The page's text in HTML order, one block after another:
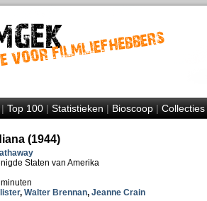
Top 100|Statistieken|Bioscoop|Collecties
(1944)
Staten van Amerika
, Walter Brennan, Jeanne Crain